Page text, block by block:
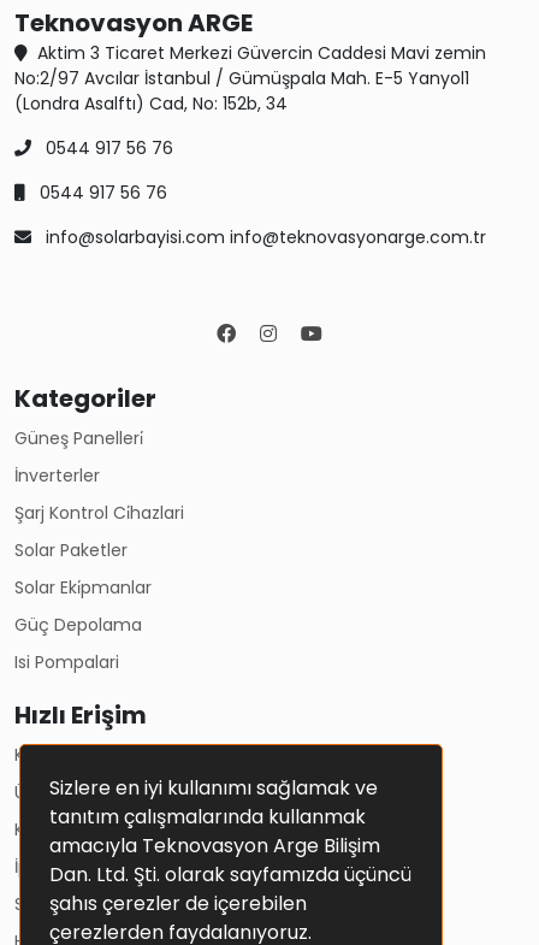
Sizlere en iyi kullanımı sağlamak ve
tanıtım çalışmalarında kullanmak
amacıyla Teknovasyon Arge Bilişim
Dan. Ltd. Şti. olarak sayfamızda üçüncü
şahıs çerezler de içerebilen
çerezlerden faydalanıyoruz.
Teknovasyon ARGE
Aktim 3 Ticaret Merkezi Güvercin Caddesi Mavi zemin
No:2/97 Avcılar İstanbul / Gümüşpala Mah. E-5 Yanyol1
(Londra Asalftı) Cad, No: 152b, 34
0544 917 56 76
0544 917 56 76
info@solarbayisi.com info@teknovasyonarge.com.tr
Kategoriler
Güneş Panelleri̇
İnverterler
Şarj Kontrol Ci̇hazlari
Solar Paketler
Solar Eki̇pmanlar
Güç Depolama
Isi Pompalari
Hızlı Erişim
Kullanım Koşulları
Üyelik Sözleşmesi
Kişisel Verilerin Korunması Ve Gizlilik Politikası
İptal Ve İade Şartları
Solar Sistemler